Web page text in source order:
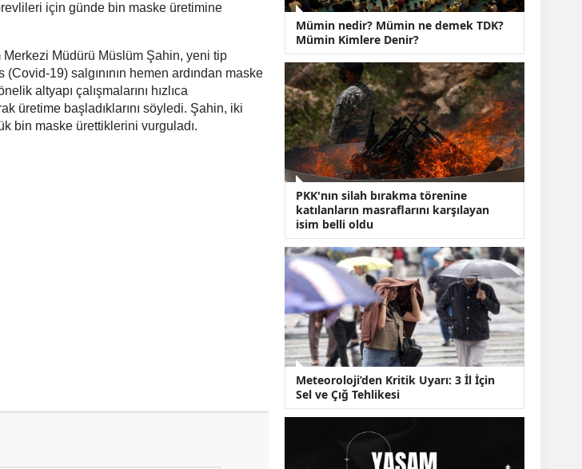
için günde bin maske üretimine
Merkezi Müdürü Müslüm Şahin, yeni tip
(Covid-19) salgınının hemen ardından maske
altyapı çalışmalarını hızlıca
üretime başladıklarını söyledi. Şahin, iki
bin maske ürettiklerini vurguladı.
Temmuz 2026 Maaş
Zammı Netleşiyor!
Memur, Emekli ve
Sosyal Yardımlarda
Yeni Oranlar
KOSGEB’den
KOBİ’lere Dev
Finansman Hamlesi:
36 Ay Vadeli 30
Milyon TL Destek
Emekli Maaşlarında
Temmuz Hesabı:
Zam Oranı ve Taban
Aylık İçin Yeni
Mümin nedir? Mümin ne demek TDK?
Mümin Kimlere Denir?
PKK'nın silah bırakma törenine
katılanların masraflarını karşılayan
isim belli oldu
Meteoroloji’den Kritik Uyarı: 3 İl İçin
Sel ve Çığ Tehlikesi